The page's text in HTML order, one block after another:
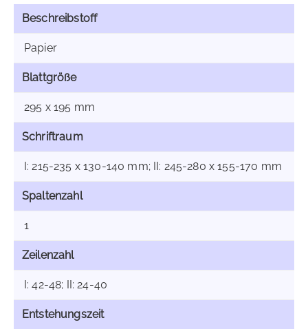
Beschreibstoff
Papier
Blattgröße
295 x 195 mm
Schriftraum
I: 215-235 x 130-140 mm; II: 245-280 x 155-170 mm
Spaltenzahl
1
Zeilenzahl
I: 42-48; II: 24-40
Entstehungszeit